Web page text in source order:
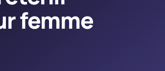
femme